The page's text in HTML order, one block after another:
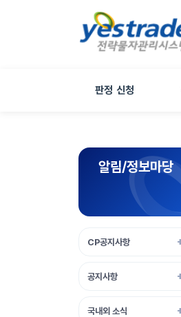
판정 신청
알림/정보마당
CP공지사항
공지사항
국내외 소식